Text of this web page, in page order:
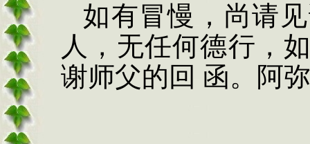
如有冒慢 ， 尚请
人 ， 无任何德行 ，
谢师父的回 函。阿